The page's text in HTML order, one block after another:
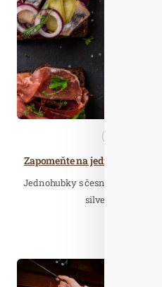
Jednohubky s česnekovou
silvestrovské